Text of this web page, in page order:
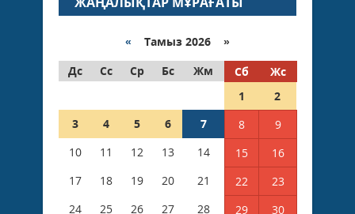
« Тамыз 2026 »
Дс
Сс Ср Бс Жм Сб
Жс
1
2
3
4 5 6 7 8
9
10
11 12 13 14 15
16
17
18 19 20 21 22
23
24
25 26 27 28 29
30